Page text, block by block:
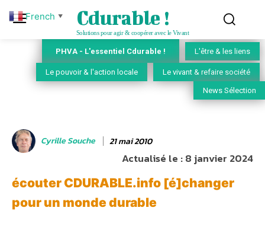
Cdurable !
Solutions pour agir & coopérer avec le Vivant
PHVA - L'essentiel Cdurable ! L'être & les liens
Le pouvoir & l'action locale Le vivant & refaire société
News Sélection
Cyrille Souche 21 mai 2010
Actualisé le :8 janvier 2024
écouter CDURABLE.info [é]changer
pour un monde durable
French ▼